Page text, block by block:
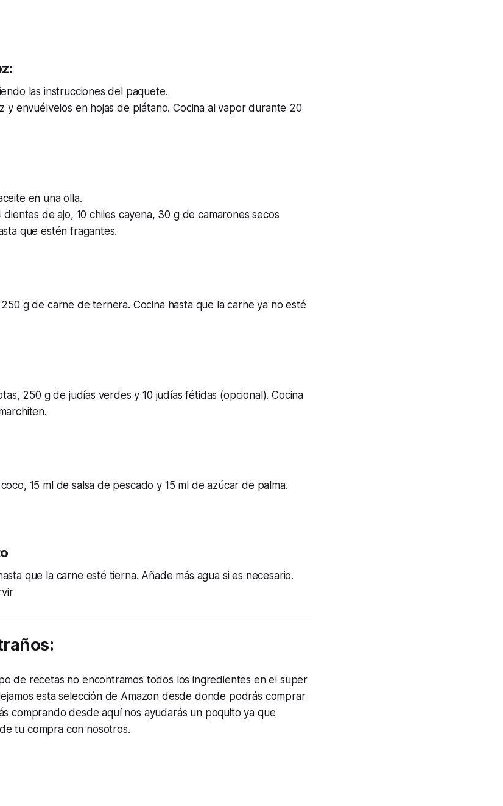
las instrucciones del paquete.
y envuélvelos en hojas de plátano. Cocina al vapor durante 20
en una olla.
de ajo, 10 chiles cayena, 30 g de camarones secos
que estén fragantes.
g de carne de ternera. Cocina hasta que la carne ya no esté
250 g de judías verdes y 10 judías fétidas (opcional). Cocina
15 ml de salsa de pescado y 15 ml de azúcar de palma.
que la carne esté tierna. Añade más agua si es necesario.
de recetas no encontramos todos los ingredientes en el super
esta selección de Amazon desde donde podrás comprar
comprando desde aquí nos ayudarás un poquito ya que
tu compra con nosotros.